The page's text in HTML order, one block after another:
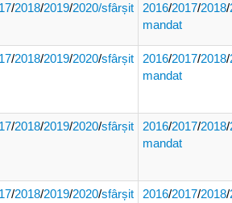
/2018/2019/2020/sfârșit
2016/2017/2018/
mandat
/2018/2019/2020/sfârșit
2016/2017/2018/
mandat
/2018/2019/2020/sfârșit
2016/2017/2018/
mandat
/2018/2019/2020/sfârșit
2016/2017/2018/